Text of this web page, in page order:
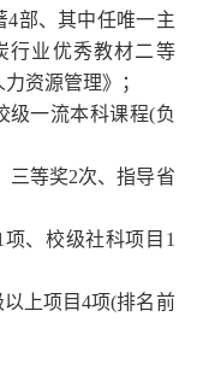
4部、其中任唯一主
行业优秀教材二等
资源管理》
；
级一流本科课程(负
三等奖2次、指导省
、校级社科项目1
上项目4项(排名前